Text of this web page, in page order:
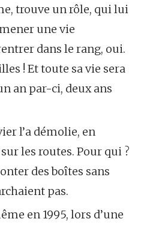
trouve un rôle, qui lui
une vie
dans le rang, oui.
! Et toute sa vie sera
an par-ci, deux ans
l’a démolie, en
les routes. Pour qui ?
des boîtes sans
pas.
en 1995, lors d’une